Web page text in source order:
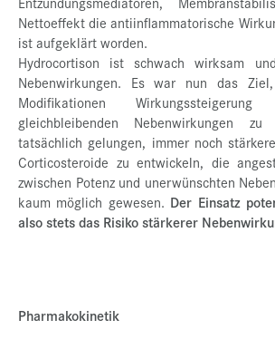
Nettoeffekt die antiinflammatorische
ist aufgeklärt worden.
Hydrocortison ist schwach wirksam
Nebenwirkungen. Es war nun das
Modifikationen
gleichbleibenden Nebenwirkungen
tatsächlich gelungen, immer noch
Corticosteroide zu entwickeln, die
zwischen Potenz und unerwünschten
kaum möglich gewesen. Der Einsatz
also stets das Risiko stärkerer
Pharmakokinetik